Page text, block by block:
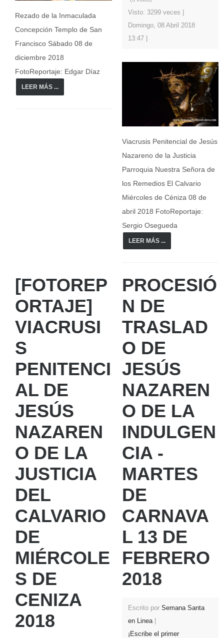
Rezado de la Inmaculada
Concepción Templo de San
Francisco Sábado 08 de
diciembre 2018
FotoReportaje: Edgar Díaz
LEER MÁS ...
Visto: 3299 veces
Domingo, 08 Abril 2018
13:47
Viacrusis Penitencial de Jesús
Nazareno de la Justicia
Parroquia Nuestra Señora de
los Remedios El Calvario
Miércoles de Céniza 08 de
abril 2018 FotoReportaje:
Sergio Osegueda
LEER MÁS ...
[FOTOREP
ORTAJE]
VIACRUSI
S
PENITENCI
AL DE
JESÚS
NAZAREN
O DE LA
JUSTICIA
DEL
CALVARIO
DE
MIÉRCOLE
S DE
CENIZA
2018
PROCESIÓ
N DE
TRASLAD
O DE
JESÚS
NAZAREN
O DE LA
INDULGEN
CIA -
MARTES
DE
CARNAVA
L 13 DE
FEBRERO
2018
Escrito por Semana Santa
en Linea
¡Escribe el primer